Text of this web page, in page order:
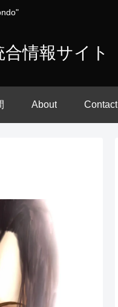
情報サイト
About Contact